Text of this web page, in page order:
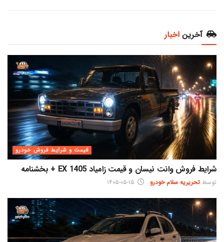
آخرین اخبار
قیمت و شرایط فروش خودرو
شرایط فروش وانت نیسان و قیمت زامیاد EX 1405 + بخشنامه
توسط تحریریه سلام خودرو